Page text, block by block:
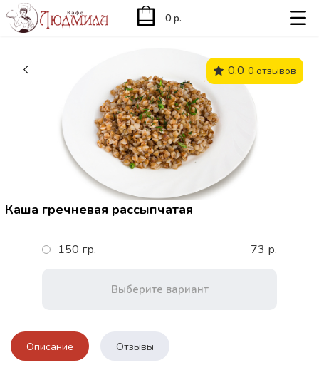
0.0 0 отзывов
Каша гречневая рассыпчатая
150 гр. 73 р.
Выберите вариант
Описание Отзывы
0 р.